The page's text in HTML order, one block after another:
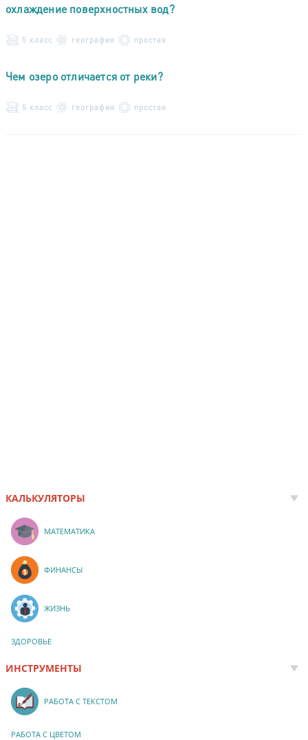
охлаждение поверхностных вод?
5 класс география простая
Чем озеро отличается от реки?
5 класс география простая
КАЛЬКУЛЯТОРЫ
МАТЕМАТИКА
ФИНАНСЫ
ЖИЗНЬ
ЗДОРОВЬЕ
ИНСТРУМЕНТЫ
РАБОТА С ТЕКСТОМ
РАБОТА С ЦВЕТОМ